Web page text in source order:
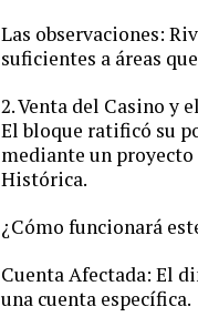
Las observaciones:
suficientes a áreas
2. Venta del Casino y
El bloque ratificó su
mediante un proyecto
Histórica.
¿Cómo funcionará
Cuenta Afectada: El
una cuenta específica.